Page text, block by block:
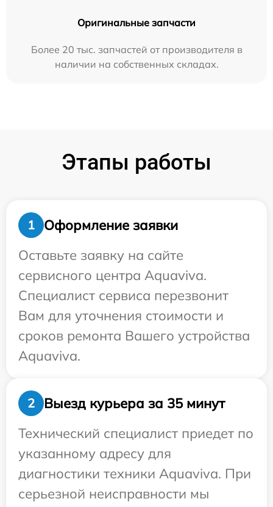
Оригинальные запчасти
Более 20 тыс. запчастей от производителя в
наличии на собственных складах.
Этапы работы
1
Оформление заявки
Оставьте заявку на сайте
сервисного центра Aquaviva.
Специалист сервиса перезвонит
Вам для уточнения стоимости и
сроков ремонта Вашего устройства
Aquaviva.
2
Выезд курьера за 35 минут
Технический специалист приедет по
указанному адресу для
диагностики техники Aquaviva. При
серьезной неисправности мы